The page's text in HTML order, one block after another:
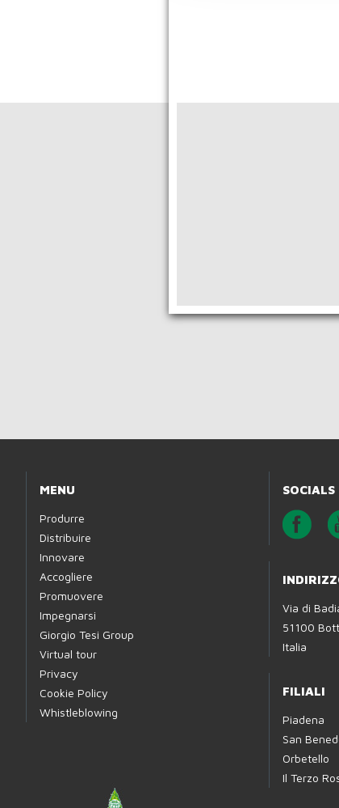
MENU
Produrre
Distribuire
Innovare
Accogliere
Promuovere
Impegnarsi
Giorgio Tesi Group
Virtual tour
Privacy
Cookie Policy
Whistleblowing
SOCIALS
Via di
51100
Italia
FILIALI
Piadena
San
Orbetello
Il Terzo